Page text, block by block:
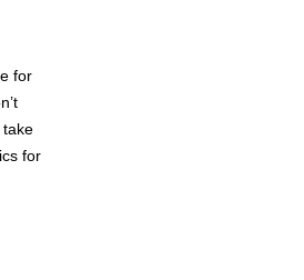
for
take
for